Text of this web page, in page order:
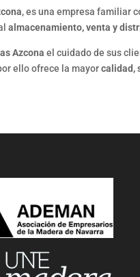
, es una empresa familiar
almacenamiento, venta y
Azconael cuidado de sus
ello ofrece la mayorcalidad,